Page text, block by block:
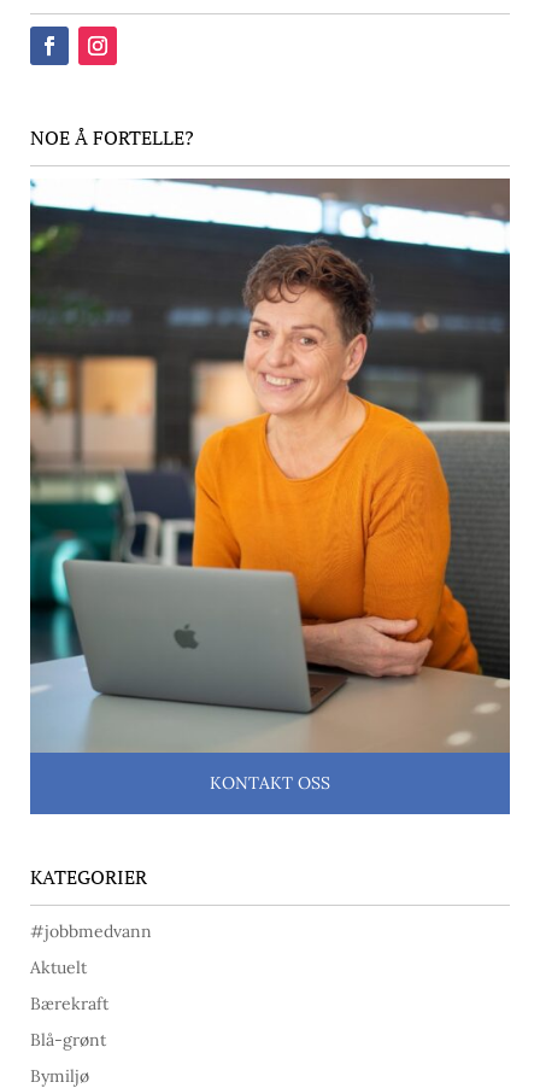
NOE Å FORTELLE?
KONTAKT OSS
KATEGORIER
#jobbmedvann
Aktuelt
Bærekraft
Blå-grønt
Bymiljø